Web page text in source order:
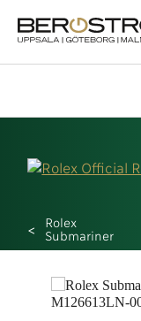
Rolex
Submariner